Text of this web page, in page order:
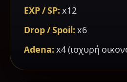
EXP / SP: x12
Drop / Spoil: x6
Adena: x4 (ισχυρή